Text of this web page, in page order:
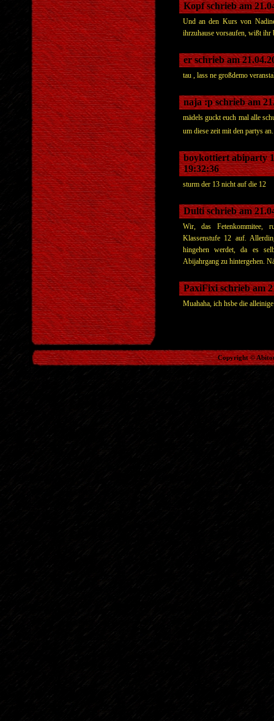
Kopf schrieb am
Und an den Kurs von
ihrzuhause vorsaufen, wißt ihr
er schrieb am
tau , lass ne großdemo
naja :p schrieb am
mädels guckt euch mal alle
um diese zeit mit den partys
boykottiert abiparty
19:32:36
sturm der 13 nicht auf die 12
Dulti schrieb am
Wir, das Fetenkommitee,
Klassenstufe 12 auf.
hingehen werdet, da es
Abijahrgang zu hintergehen.
PaxiFixi schrieb am
Muahaha, ich hsbe die
Copyright ©